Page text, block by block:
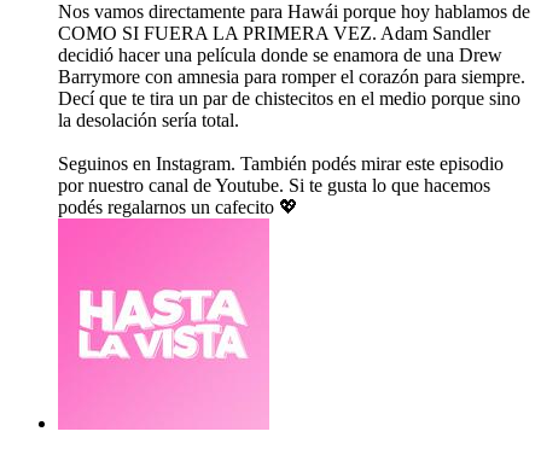
Nos vamos directamente para Hawái porque hoy hablamos de
COMO SI FUERA LA PRIMERA VEZ. Adam Sandler
decidió hacer una película donde se enamora de una Drew
Barrymore con amnesia para romper el corazón para siempre.
Decí que te tira un par de chistecitos en el medio porque sino
la desolación sería total.
Seguinos en Instagram. También podés mirar este episodio
por nuestro canal de Youtube. Si te gusta lo que hacemos
podés regalarnos un cafecito 💖